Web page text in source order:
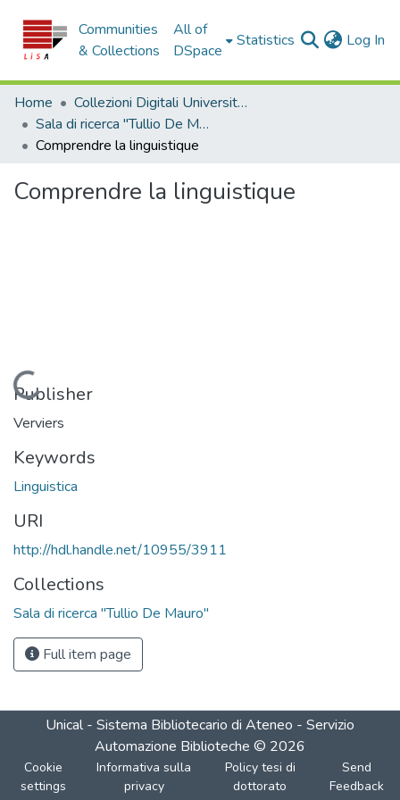
Communities
& Collections
All of
DSpace
Statistics Log In
Home
Collezioni Digitali Università della Calabria
Sala di ricerca "Tullio De Mauro"
Comprendre la linguistique
Comprendre la linguistique
Loading...
Publisher
Verviers
Keywords
Linguistica
URI
http://hdl.handle.net/10955/3911
Collections
Sala di ricerca "Tullio De Mauro"
Full item page
Unical - Sistema Bibliotecario di Ateneo - Servizio
Automazione Biblioteche © 2026
Cookie
settings
Informativa sulla
privacy
Policy tesi di
dottorato
Send
Feedback